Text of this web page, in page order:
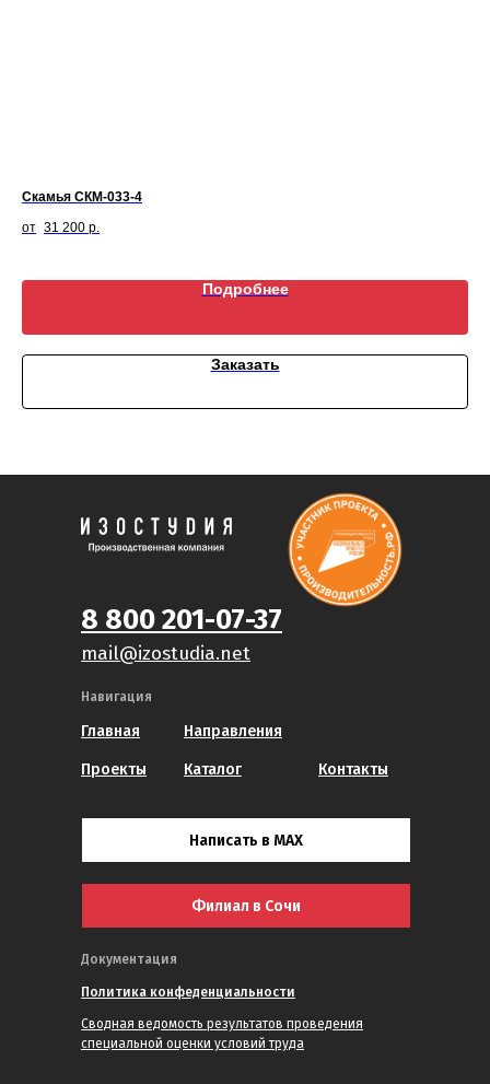
Скамья СКМ-033-4
31 200 р.
Подробнее
Заказать
Главная
Политика конфеденциальности
Навигация
Документация
Направления
Каталог Контакты
8 800 201-07-37
Сводная ведомость результатов проведения
специальной оценки условий труда
Проекты
mail@izostudia.net
Написать в MAX
Филиал в Сочи